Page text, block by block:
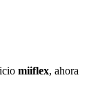
miiflex, ahora